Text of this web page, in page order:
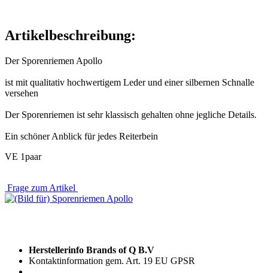
Artikelbeschreibung:
Der Sporenriemen Apollo
ist mit qualitativ hochwertigem Leder und einer silbernen Schnalle
versehen
Der Sporenriemen ist sehr klassisch gehalten ohne jegliche Details.
Ein schöner Anblick für jedes Reiterbein
VE 1paar
Frage zum Artikel
Herstellerinfo Brands of Q B.V
Kontaktinformation gem. Art. 19 EU GPSR